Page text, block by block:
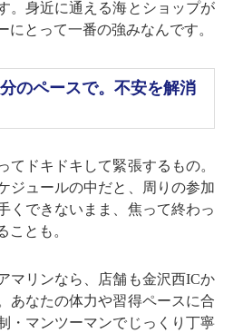
。身近に通える海とショップが
にとって一番の強みなんです。
のペースで。不安を解消
てドキドキして緊張するもの。
ジュールの中だと、周りの参加
くできないまま、焦って終わっ
とも。
マリンなら、店舗も金沢西ICか
あなたの体力や習得ペースに合
・マンツーマンでじっくり丁寧